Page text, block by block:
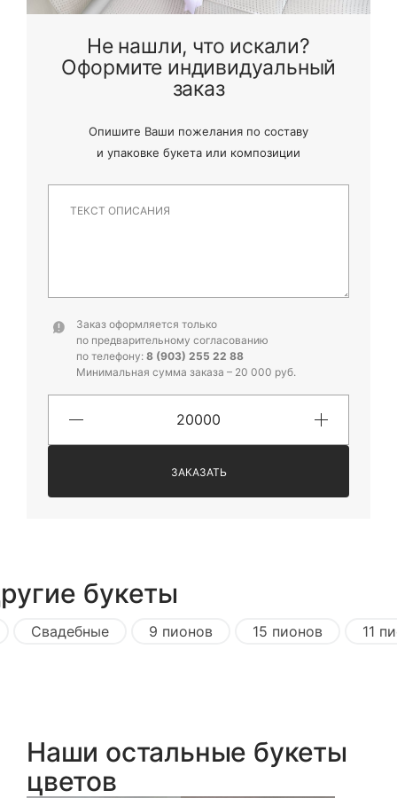
Не нашли, что искали?
Оформите индивидуальный
заказ
Опишите Ваши пожелания по составу
и упаковке букета или композиции
Заказ оформляется только
по предварительному согласованию
по телефону: 8 (903) 255 22 88
Минимальная сумма заказа – 20 000 руб.
ЗАКАЗАТЬ
букеты
Свадебные 9 пионов 15 пионов 11
Наши остальные букеты
цветов